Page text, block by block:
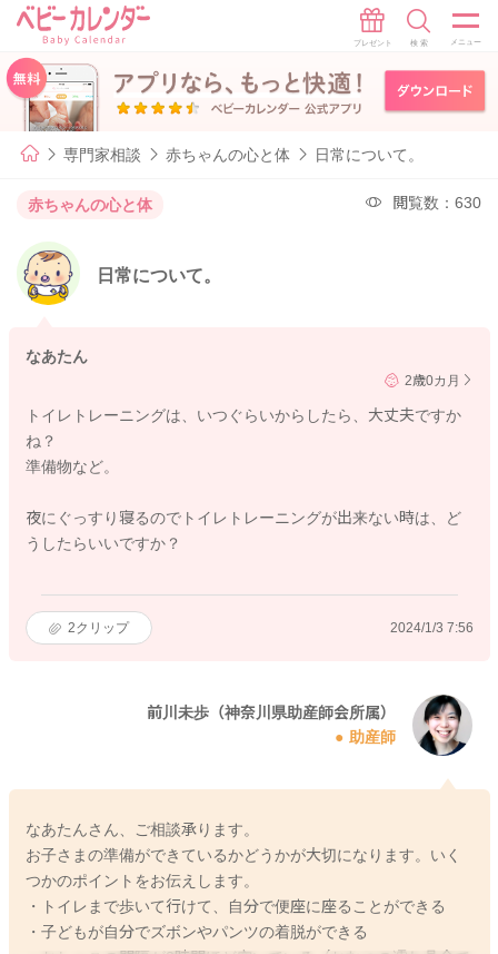
専門家相談 赤ちゃんの心と体 日常について。
赤ちゃんの心と体 閲覧数：630
日常について。
なあたん
2歳0カ月
トイレトレーニングは、いつぐらいからしたら、大丈夫ですか
ね？
準備物など。
夜にぐっすり寝るのでトイレトレーニングが出来ない時は、ど
うしたらいいですか？
2クリップ 2024/1/3 7:56
前川未歩（神奈川県助産師会所属）
助産師
なあたんさん、ご相談承ります。
お子さまの準備ができているかどうかが大切になります。いく
つかのポイントをお伝えします。
・トイレまで歩いて行けて、自分で便座に座ることができる
・子どもが自分でズボンやパンツの着脱ができる